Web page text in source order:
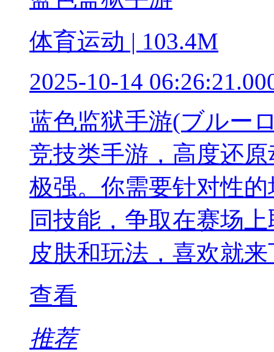
体育运动 | 103.4M
2025-10-14
蓝色监狱手游(ブルー
竞技类手游，高度还
极强。你需要针对性
同技能，争取在赛场
皮肤和玩法，喜欢就
查看
推荐